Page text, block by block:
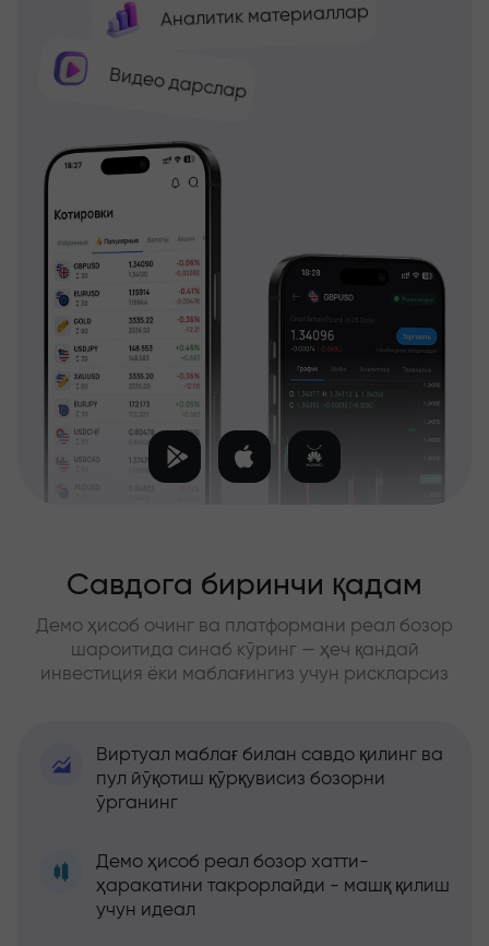
Аналитик материаллар
Видео дарслар
Савдога биринчи қадам
Демо ҳисоб очинг ва платформани реал бозор
шароитида синаб кўринг — ҳеч қандай
инвестиция ёки маблағингиз учун рискларсиз
Виртуал маблағ билан савдо қилинг ва
пул йўқотиш қўрқувисиз бозорни
ўрганинг
Демо ҳисоб реал бозор хатти-
ҳаракатини такрорлайди - машқ қилиш
учун идеал